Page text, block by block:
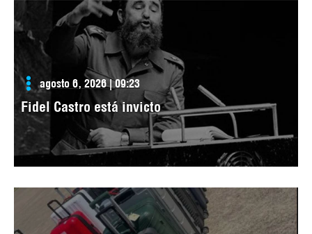
agosto 6, 2026 | 09:23
Fidel Castro está invicto